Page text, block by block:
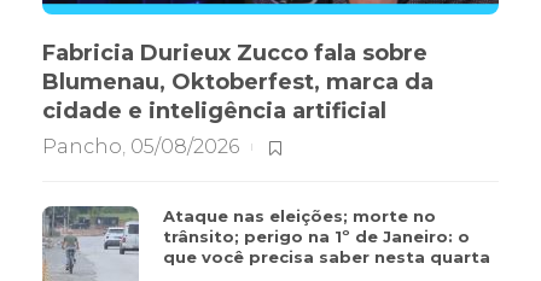
Fabricia Durieux Zucco fala sobre
Blumenau, Oktoberfest, marca da
cidade e inteligência artificial
Pancho, 05/08/2026
Ataque nas eleições; morte no
trânsito; perigo na 1º de Janeiro: o
que você precisa saber nesta quarta